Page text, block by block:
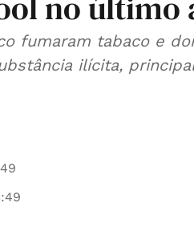
fumaram tabaco e
ilícita,